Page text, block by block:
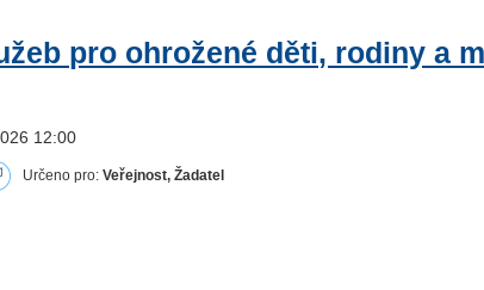
pro ohrožené děti, rodiny a
12:00
Určeno pro:Veřejnost, Žadatel